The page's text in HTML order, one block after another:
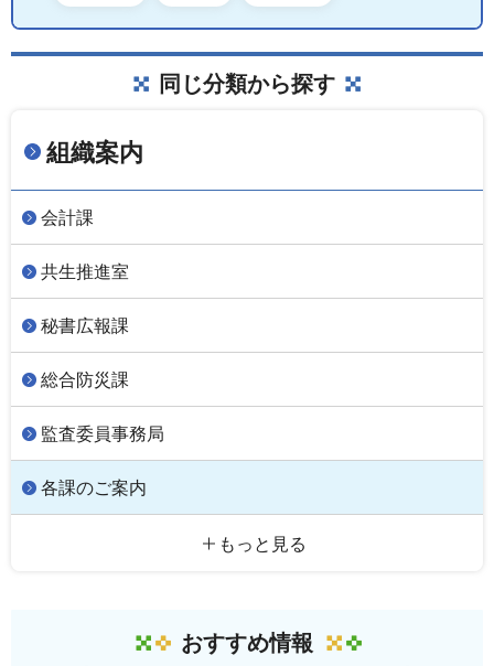
同じ分類から探す
組織案内
会計課
共生推進室
秘書広報課
総合防災課
監査委員事務局
各課のご案内
もっと見る
おすすめ情報